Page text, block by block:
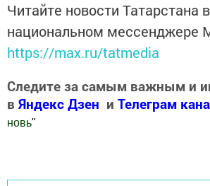
Читайте новости Татарстана в
национальном мессенджере
https://max.ru/tatmedia
Следите за самым важным и
в Яндекс Дзен и Телеграм
новь"